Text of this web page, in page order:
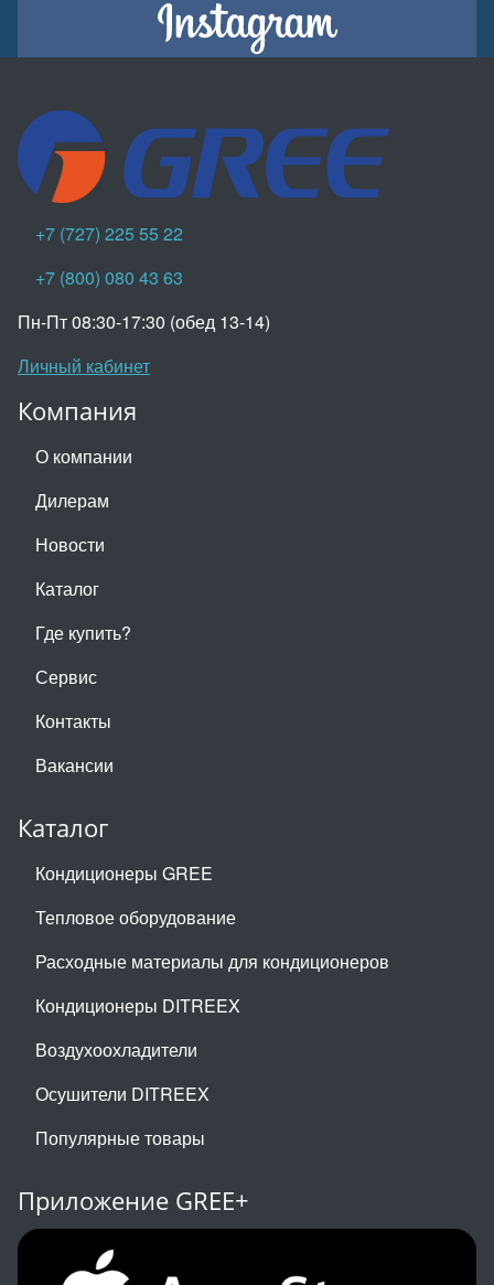
+7 (727) 225 55 22
+7 (800) 080 43 63
Пн-Пт 08:30-17:30 (обед 13-14)
Личный кабинет
Компания
О компании
Дилерам
Новости
Каталог
Где купить?
Сервис
Контакты
Вакансии
Каталог
Кондиционеры GREE
Тепловое оборудование
Расходные материалы для кондиционеров
Кондиционеры DITREEX
Воздухоохладители
Осушители DITREEX
Популярные товары
Приложение GREE+